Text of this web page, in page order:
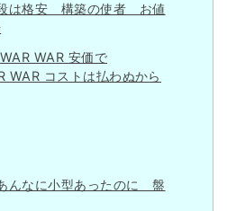
段は格安 構築の使者 お値
WAR 安価で
コストは払わぬから
んなに小型あったのに 盤